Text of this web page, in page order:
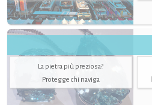
La pietra più preziosa?
Protegge chi naviga